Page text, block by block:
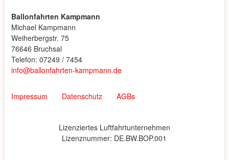
Ballonfahrten Kampmann
Michael Kampmann
Weiherbergstr. 75
76646 Bruchsal
Telefon: 07249 / 7454
info@ballonfahrten-kampmann.de
Impressum Datenschutz AGBs
Lizenziertes Luftfahrtunternehmen
Lizenznummer: DE.BW.BOP.001